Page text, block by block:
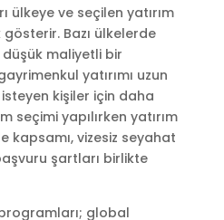
ülkeye ve seçilen yatırım
Bazı ülkelerde
maliyetli bir
yatırımı uzun
kişiler için daha
seçimi yapılırken yatırım
kapsamı, vizesiz seyahat
şartları birlikte
global